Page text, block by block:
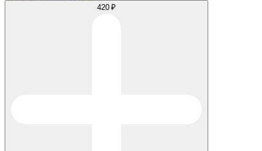
420 ₽